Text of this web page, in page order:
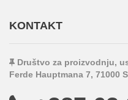
KONTAKT
Društvo za proizvodnju,
Ferde Hauptmana 7, 71000